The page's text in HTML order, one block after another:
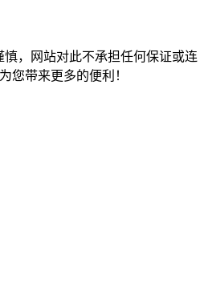
，网站对此不承担任何保证或连
您带来更多的便利！